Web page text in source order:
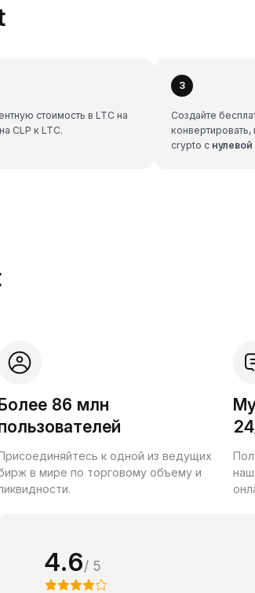
стоимость в LTC на
CLP к LTC.
3
Создайте
конвертировать,
crypto с
86 млн
к одной из ведущих
в мире по торговому объему и
4.6/ 5